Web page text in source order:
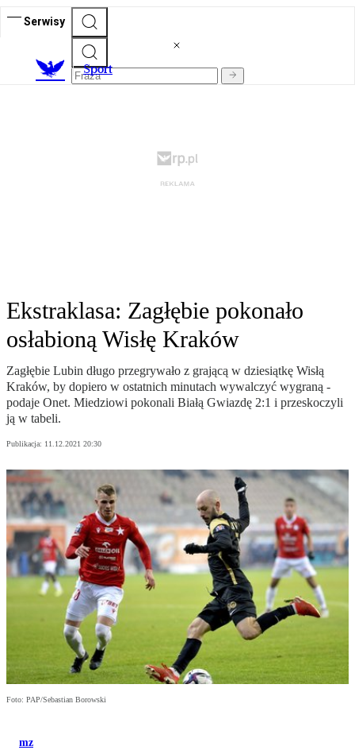
Serwisy
Sport
Ekstraklasa: Zagłębie pokonało
osłabioną Wisłę Kraków
Zagłębie Lubin długo przegrywało z grającą w dziesiątkę Wisłą
Kraków, by dopiero w ostatnich minutach wywalczyć wygraną -
podaje Onet. Miedziowi pokonali Białą Gwiazdę 2:1 i przeskoczyli
ją w tabeli.
Publikacja: 11.12.2021 20:30
Foto: PAP/Sebastian Borowski
mz